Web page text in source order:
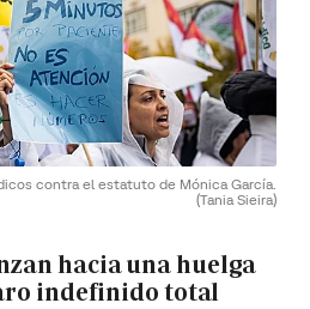
contra el estatuto de Mónica García.
(Tania Sieira)
hacia una huelga
indefinido total